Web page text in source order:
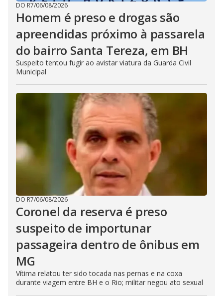
DO R7/06/08/2026
Homem é preso e drogas são
apreendidas próximo à passarela
do bairro Santa Tereza, em BH
Suspeito tentou fugir ao avistar viatura da Guarda Civil
Municipal
DO R7/06/08/2026
Coronel da reserva é preso
suspeito de importunar
passageira dentro de ônibus em
MG
Vítima relatou ter sido tocada nas pernas e na coxa
durante viagem entre BH e o Rio; militar negou ato sexual